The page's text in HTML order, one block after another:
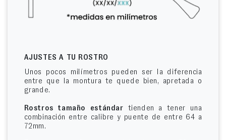
AJUSTES A TU ROSTRO
Unos pocos milímetros pueden ser la diferencia
entre que la montura te quede bien, apretada o
grande.
Rostros tamaño estándar tienden a tener una
combinación entre calibre y puente de entre 64 a
72mm.